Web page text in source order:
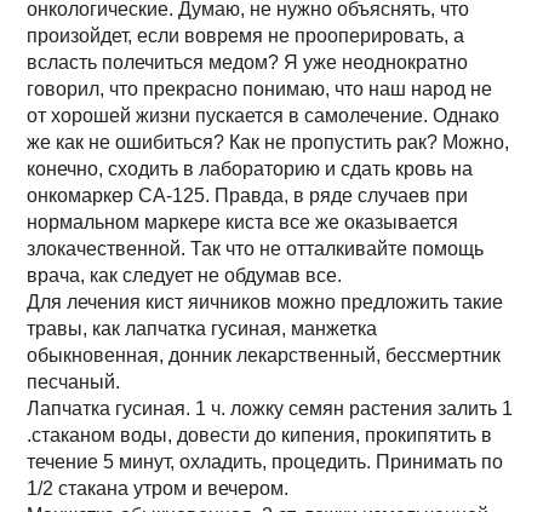
онкологические. Думаю, не нужно объяснять, что
произойдет, если вовремя не прооперировать, а
всласть полечиться медом? Я уже неоднократно
говорил, что прекрасно понимаю, что наш народ не
от хорошей жизни пускается в самолечение. Однако
же как не ошибиться? Как не пропустить рак? Можно,
конечно, сходить в лабораторию и сдать кровь на
онкомаркер СА-125. Правда, в ряде случаев при
нормальном маркере киста все же оказывается
злокачественной. Так что не отталкивайте помощь
врача, как следует не обдумав все.
Для лечения кист яичников можно предложить такие
травы, как лапчатка гусиная, манжетка
обыкновенная, донник лекарственный, бессмертник
песчаный.
Лапчатка гусиная. 1 ч. ложку семян растения залить 1
.стаканом воды, довести до кипения, прокипятить в
течение 5 минут, охладить, процедить. Принимать по
1/2 стакана утром и вечером.